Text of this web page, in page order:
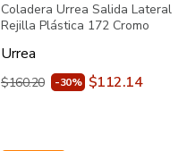
Coladera Urrea Salida Lateral
Rejilla Plástica 172 Cromo
Urrea
$160.20 -30% $112.14